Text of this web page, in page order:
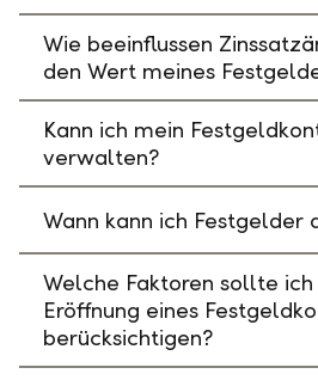
Wie beeinflussen
den Wert meines
Kann ich mein
verwalten?
Wann kann ich Festgelder
Welche Faktoren sollte
Eröffnung eines
berücksichtigen?